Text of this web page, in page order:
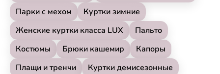
Парки с мехом
Куртки зимние
Женские куртки класса LUX
Пальто
Костюмы
Брюки кашемир
Капоры
Плащи и тренчи
Куртки демисезонные